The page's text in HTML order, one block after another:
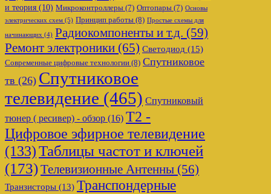
и теория (10) Микроконтроллеры (7) Оптопары (7) Основы
электрических схем (5) Принцип работы (8) Простые схемы для
начинающих (4) Радиокомпоненты и т.д. (59)
Ремонт электроники (65) Светодиод (15)
Современные цифровые технологии (8) Спутниковое
тв (26) Спутниковое
телевидение (465) Спутниковый
тюнер ( ресивер) - обзор (16) Т2 -
Цифровое эфирное телевидение
(133)Таблицы частот и ключей
(173)Телевизионные Антенны (56)
Транзисторы (13) Транспондерные